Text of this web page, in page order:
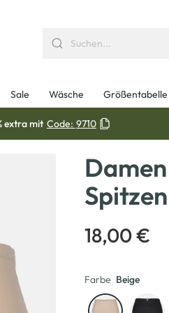
Sale Wäsche Größentabelle
extra mit Code: 9710
18,00 €
Farbe Beige